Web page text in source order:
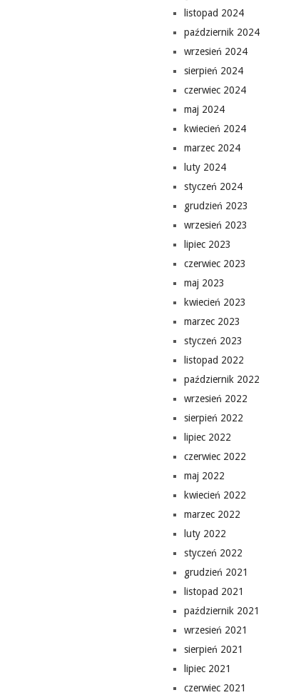
listopad 2024
październik 2024
wrzesień 2024
sierpień 2024
czerwiec 2024
maj 2024
kwiecień 2024
marzec 2024
luty 2024
styczeń 2024
grudzień 2023
wrzesień 2023
lipiec 2023
czerwiec 2023
maj 2023
kwiecień 2023
marzec 2023
styczeń 2023
listopad 2022
październik 2022
wrzesień 2022
sierpień 2022
lipiec 2022
czerwiec 2022
maj 2022
kwiecień 2022
marzec 2022
luty 2022
styczeń 2022
grudzień 2021
listopad 2021
październik 2021
wrzesień 2021
sierpień 2021
lipiec 2021
czerwiec 2021